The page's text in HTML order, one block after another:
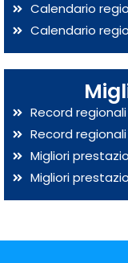
Calendario
Calendario
Record
Record
Migliori
Migliori